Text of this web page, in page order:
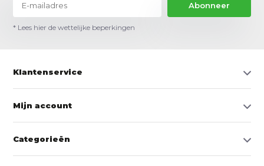
Abonneer
* Lees hier de wettelijke beperkingen
Klantenservice
Mijn account
Categorieën